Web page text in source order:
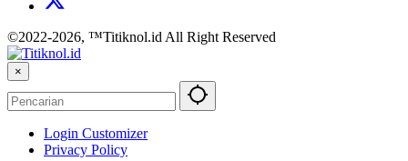
©2022-2026, ™Titiknol.id All Right Reserved
×
Login Customizer
Privacy Policy